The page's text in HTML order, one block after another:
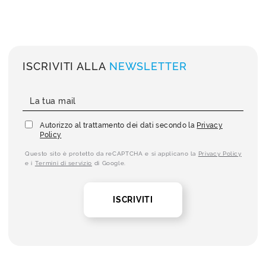
ISCRIVITI ALLA NEWSLETTER
Autorizzo al trattamento dei dati secondo la Privacy
Policy
Questo sito è protetto da reCAPTCHA e si applicano la Privacy Policy
e i Termini di servizio di Google.
ISCRIVITI